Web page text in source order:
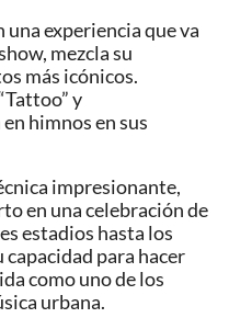
experiencia que va
mezcla su
más icónicos.
y
himnos en sus
impresionante,
en una celebración de
estadios hasta los
para hacer
como uno de los
urbana.